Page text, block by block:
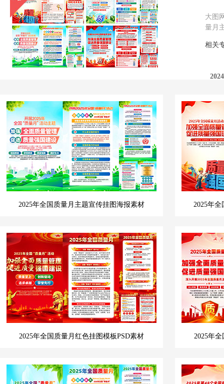
大图
量月
相关
2025年全国质量月主题宣传挂图海报素材 2025年
2025年全国质量月红色挂图模板PSD素材 2025年